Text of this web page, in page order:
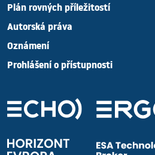
Plán rovných příležitostí
Autorská práva
Oznámení
Prohlášení o přístupnosti